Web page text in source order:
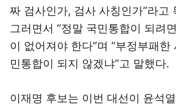
짜 검사인가, 검사 사칭인가”라고
그러면서 “정말 국민통합이 되려
이 없어져야 한다”며 “부정부패한
민통합이 되지 않겠냐”고 말했다.
이재명 후보는 이번 대선이 윤석